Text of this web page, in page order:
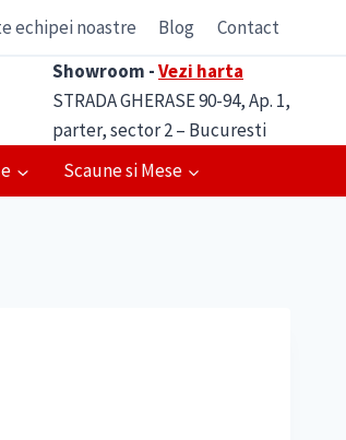
echipei noastre Blog Contact
Showroom -Vezi harta
STRADA GHERASE 90-94, Ap. 1,
parter, sector 2 – Bucuresti
Scaune si Mese